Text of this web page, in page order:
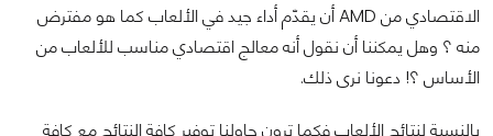
الاقتصادي من AMD أن يقدّم أداء جيد في الألعاب كما هو مفترض
منه ؟ وهل يمكننا أن نقول أنه معالج اقتصادي مناسب للألعاب من
الأساس ؟! دعونا نرى ذلك.
بالنسبة لنتائج الألعاب فكما ترون حاولنا توفير كافة النتائج مع كافة